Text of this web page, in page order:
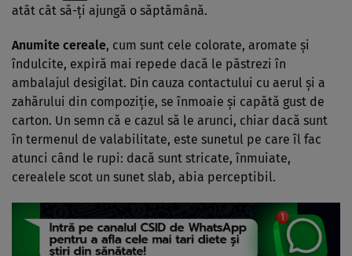
atât cât să-ți ajungă o săptămână.
Anumite cereale, cum sunt cele colorate, aromate și
îndulcite, expiră mai repede dacă le păstrezi în
ambalajul desigilat. Din cauza contactului cu aerul și a
zahărului din compoziție, se înmoaie și capătă gust de
carton. Un semn că e cazul să le arunci, chiar dacă sunt
în termenul de valabilitate, este sunetul pe care îl fac
atunci când le rupi: dacă sunt stricate, înmuiate,
cerealele scot un sunet slab, abia perceptibil.